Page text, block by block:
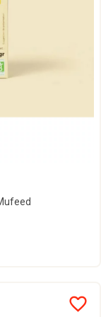
favorite_border